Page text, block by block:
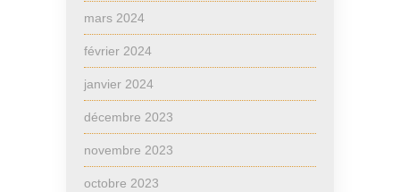
mars 2024
février 2024
janvier 2024
décembre 2023
novembre 2023
octobre 2023